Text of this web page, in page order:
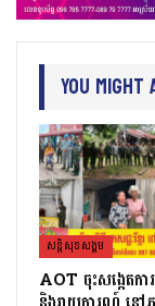
You Might
សន្តិសុខសង្គម
AOT ចុះសង្កេតកា